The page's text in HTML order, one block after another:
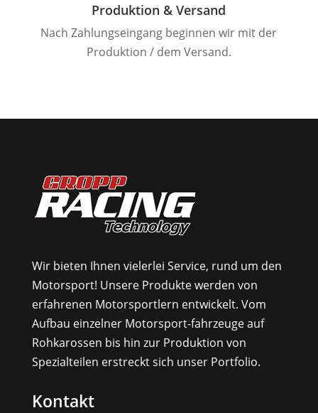
Produktion & Versand
Nach Zahlungseingang beginnen wir mit der
Produktion / dem Versand.
Wir bieten Ihnen vielerlei Service, rund um den
Motorsport! Unsere Produkte werden von
erfahrenen Motorsportlern entwickelt. Vom
Aufbau einzelner Motorsport-fahrzeuge auf
Rohkarossen bis hin zur Produktion von
Spezialteilen erstreckt sich unser Portfolio.
Kontakt